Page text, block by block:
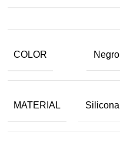
COLOR Negro
MATERIAL Silicona